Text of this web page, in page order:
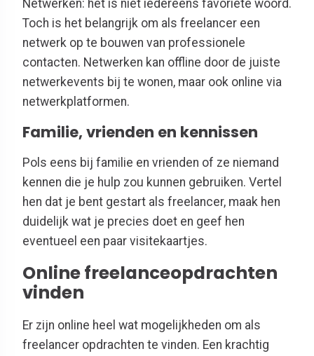
Netwerken: het is niet iedereens favoriete woord.
Toch is het belangrijk om als freelancer een
netwerk op te bouwen van professionele
contacten. Netwerken kan offline door de juiste
netwerkevents bij te wonen, maar ook online via
netwerkplatformen.
Familie, vrienden en kennissen
Pols eens bij familie en vrienden of ze niemand
kennen die je hulp zou kunnen gebruiken. Vertel
hen dat je bent gestart als freelancer, maak hen
duidelijk wat je precies doet en geef hen
eventueel een paar visitekaartjes.
Online freelanceopdrachten
vinden
Er zijn online heel wat mogelijkheden om als
freelancer opdrachten te vinden. Een krachtig